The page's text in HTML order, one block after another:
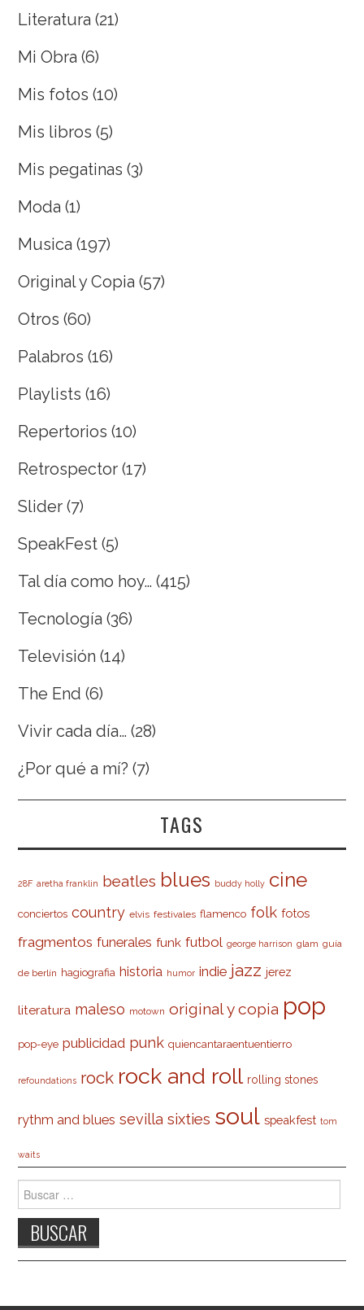
Literatura (21)
Mi Obra (6)
Mis fotos (10)
Mis libros (5)
Mis pegatinas (3)
Moda (1)
Musica (197)
Original y Copia (57)
Otros (60)
Palabros (16)
Playlists (16)
Repertorios (10)
Retrospector (17)
Slider (7)
SpeakFest (5)
Tal día como hoy… (415)
Tecnología (36)
Televisión (14)
The End (6)
Vivir cada día… (28)
¿Por qué a mí? (7)
TAGS
28F aretha franklin beatles blues buddy holly cine
conciertos country elvis festivales flamenco folk fotos
fragmentos funerales funk futbol george harrison glam guía
de berlín hagiografia historia humor indie jazz jerez
literatura maleso motown original y copia pop
pop-eye publicidad punk quiencantaraentuentierro
refoundations rock rock and roll rolling stones
rythm and blues sevilla sixties soul speakfest tom
waits
Buscar: